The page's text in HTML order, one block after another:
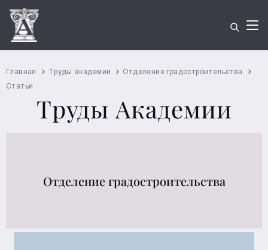
Главная Труды академии
Отделение градостроительства
Статьи
Труды Академии
Отделение градостроительства